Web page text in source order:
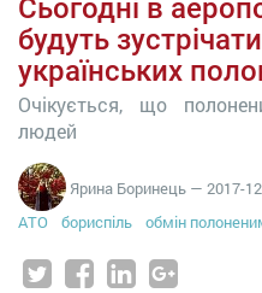
Сьогодні в
будуть
українських
Очікується, що
людей
Ярина Боринець — 2017-
АТО
бориспіль обмін